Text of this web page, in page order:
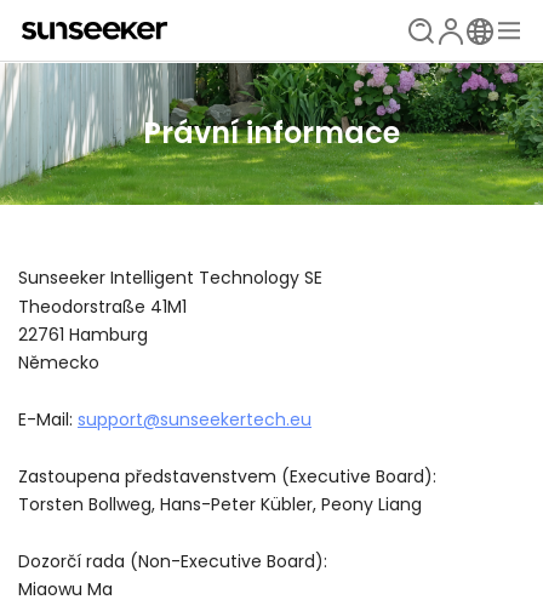
Právní informace
Sunseeker Intelligent Technology SE
Theodorstraße 41M1
22761 Hamburg
Německo
E-Mail: support@sunseekertech.eu
Zastoupena představenstvem (Executive Board):
Torsten Bollweg, Hans-Peter Kübler, Peony Liang
Dozorčí rada (Non-Executive Board):
Miaowu Ma